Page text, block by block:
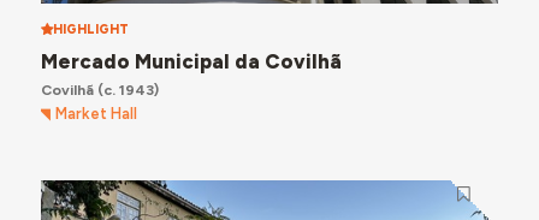
HIGHLIGHT
Mercado Municipal da Covilhã
Covilhã(c. 1943)
Market Hall